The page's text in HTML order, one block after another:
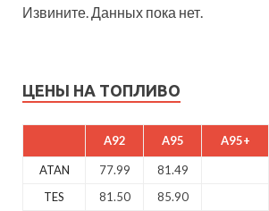
Извините. Данных пока нет.
ЦЕНЫ НА ТОПЛИВО
A92 A95 A95+
ATAN 77.99 81.49
TES
81.50 85.90